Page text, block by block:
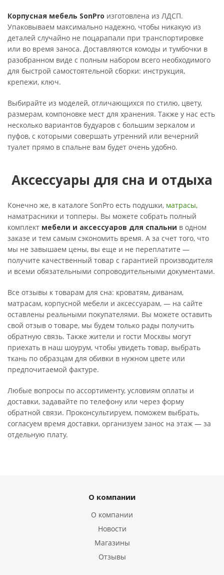
Корпусная мебель SonPro изготовлена из ЛДСП.
Упаковываем максимально надежно, чтобы никакую из
деталей случайно не поцарапали при транспортировке
или во время заноса. Доставляются комоды и тумбочки в
разобранном виде с полным набором всего необходимого
для быстрой самостоятельной сборки: инструкция,
крепежи, ключ.
Выбирайте из моделей, отличающихся по стилю, цвету,
размерам, компоновке мест для хранения. Также у нас есть
несколько вариантов будуаров с большим зеркалом и
пуфов, с которыми совершать утренний или вечерний
туалет прямо в спальне вам будет очень удобно.
Аксессуары для сна и отдыха
Конечно же, в каталоге SonPro есть подушки, матрасы,
наматрасники и топперы. Вы можете собрать полный
комплект мебели и аксессуаров для спальни в одном
заказе и тем самым сэкономить время. А за счет того, что
мы не завышаем цены, вы еще и не переплатите —
получите качественный товар с гарантией производителя
и всеми обязательными сопроводительными документами.
Все отзывы к товарам для сна: кроватям, диванам,
матрасам, корпусной мебели и аксессуарам, — на сайте
оставлены реальными покупателями. Вы можете оставить
свой отзыв о товаре, мы будем только рады получить
обратную связь. Также жители и гости Москвы могут
приехать в наш шоурум, чтобы увидеть товар, выбрать
ткань по образцам для обивки в нужном цвете или
предпочитаемой фактуре.
Любые вопросы по ассортименту, условиям оплаты и
доставки, задавайте по телефону или через форму
обратной связи. Проконсультируем, поможем выбрать,
согласуем время доставки, организуем занос на этаж — за
отдельную плату.
О компании
О компании
Новости
Магазины
Отзывы